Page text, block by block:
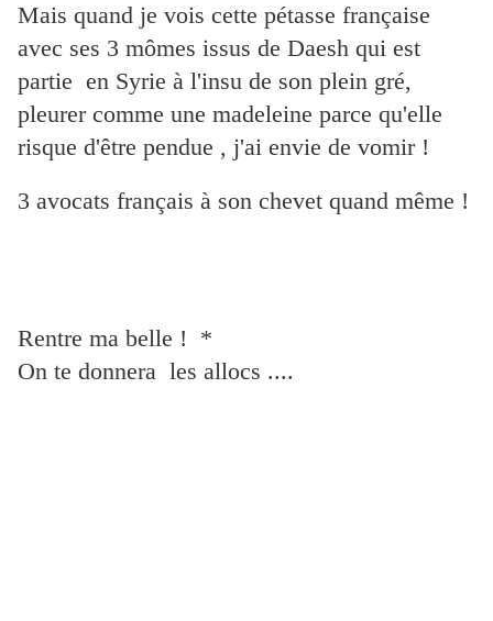
Mais quand je vois cette pétasse française
avec ses 3 mômes issus de Daesh qui est
partie en Syrie à l'insu de son plein gré,
pleurer comme une madeleine parce qu'elle
risque d'être pendue , j'ai envie de vomir !
3 avocats français à son chevet quand même !
Rentre ma belle ! *
On te donnera les allocs ....